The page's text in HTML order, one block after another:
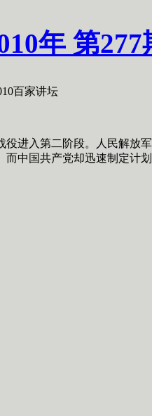
年 第
百家讲坛
役进入第二阶段。人民解放
而中国共产党却迅速制定计